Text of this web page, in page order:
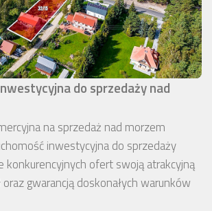
do sprzedaży nad
na sprzedaż nad morzem
inwestycyjna do sprzedaży
konkurencyjnych ofert swoją atrakcyjną
gwarancją doskonałych warunków